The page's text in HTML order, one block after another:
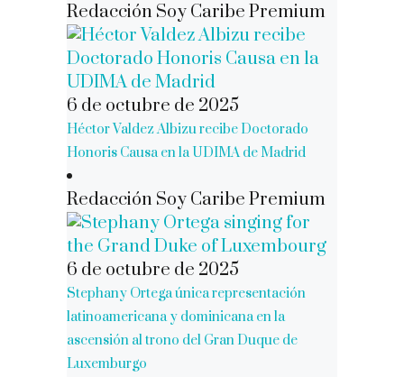
Redacción Soy Caribe Premium
6 de octubre de 2025
Héctor Valdez Albizu recibe Doctorado
Honoris Causa en la UDIMA de Madrid
Redacción Soy Caribe Premium
6 de octubre de 2025
Stephany Ortega única representación
latinoamericana y dominicana en la
ascensión al trono del Gran Duque de
Luxemburgo